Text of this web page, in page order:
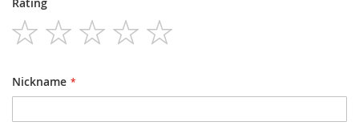
1
star
2
stars
3
stars
4
stars
Nickname